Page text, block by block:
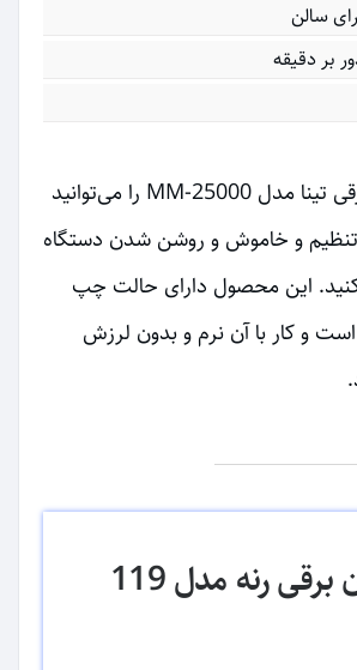
سالن
سرعت سوهان برقی تینا مدل MM-25000 را می‌توانید
و خاموش و روشن شدن دستگاه
کنید. این محصول دارای حالت چپ
و کار با آن نرم و بدون لرزش
رنه مدل 119